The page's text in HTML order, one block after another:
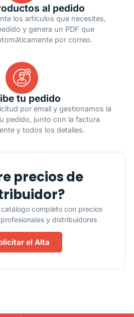
al pedido
los artículos que necesites,
y genera un PDF que
por correo.
tu pedido
por email y gestionamos la
pedido, junto con la factura
y todos los detalles.
precios de
completo con precios
y distribuidores
el Alta